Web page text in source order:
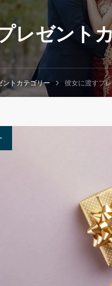
レゼント
ントカテゴリー 彼女に渡すプ